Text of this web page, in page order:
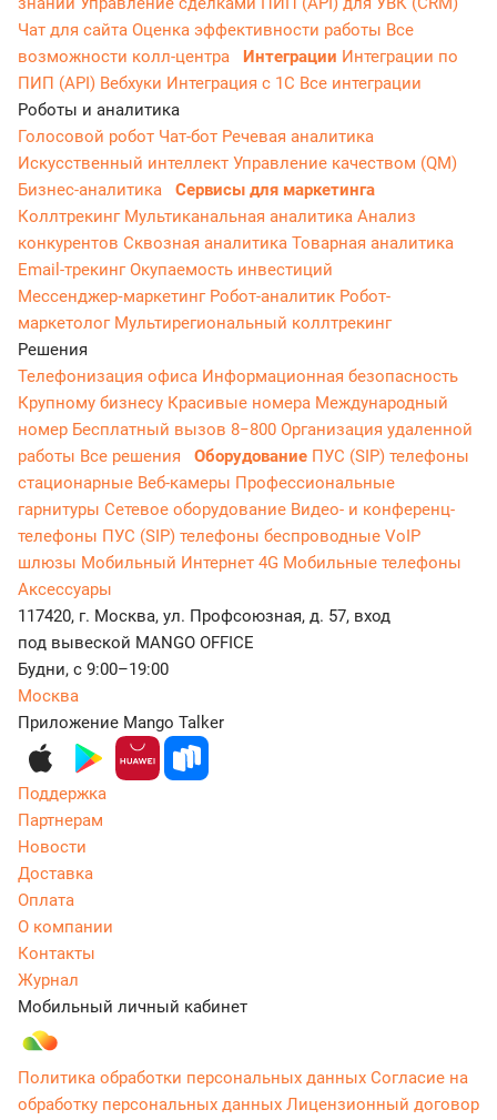
Чат для сайта Оценка эффективности работы Все
возможности колл-центра
Интеграции Интеграции по
ПИП (API) Вебхуки Интеграция с 1С Все интеграции
Роботы и аналитика
Голосовой робот Чат-бот Речевая аналитика
Искусственный интеллект Управление качеством (QM)
Бизнес-аналитика
Сервисы для маркетинга
Коллтрекинг Мультиканальная аналитика Анализ
конкурентов Сквозная аналитика Товарная аналитика
Email-трекингОкупаемость инвестиций
Мессенджер‑маркетинг Робот-аналитик Робот-
маркетолог Мультирегиональный коллтрекинг
Решения
Телефонизация офиса Информационная безопасность
Крупному бизнесу Красивые номера Международный
номер Бесплатный вызов 8−800 Организация удаленной
работы Все решения Оборудование ПУС (SIP) телефоны
стационарные Веб-камеры Профессиональные
гарнитуры Сетевое оборудование Видео- и конференц-
телефоны ПУС (SIP) телефоны беспроводные VoIP
шлюзы Мобильный Интернет 4G Мобильные телефоны
Аксессуары
117420, г. Москва, ул. Профсоюзная, д. 57, вход
под вывеской MANGO OFFICE
Будни, с 9:00–19:00
Москва
Приложение Mango Talker
Поддержка
Партнерам
Новости
Доставка
Оплата
О компании
Контакты
Журнал
Мобильный личный кабинет
Политика обработки персональных данных Согласие на
обработку персональных данных Лицензионный договор